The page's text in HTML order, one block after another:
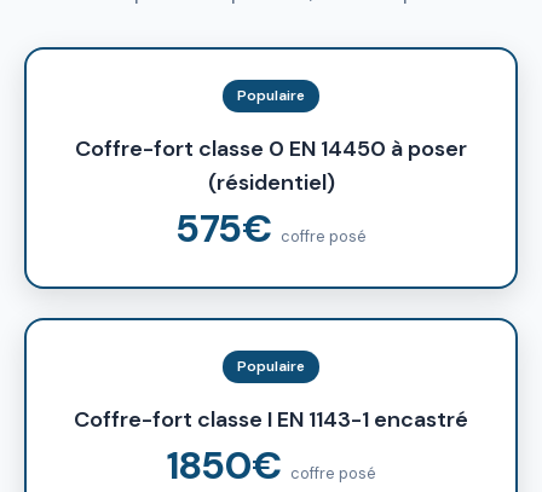
Populaire
Coffre-fort classe 0 EN 14450 à poser
(résidentiel)
575€ coffre posé
Populaire
Coffre-fort classe I EN 1143-1 encastré
1850€ coffre posé